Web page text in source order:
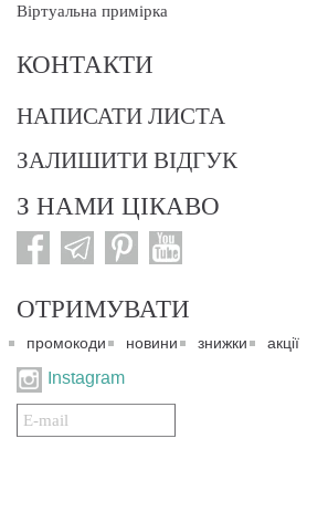
Віртуальна примірка
КОНТАКТИ
НАПИСАТИ ЛИСТА
ЗАЛИШИТИ ВІДГУК
З НАМИ ЦІКАВО
ОТРИМУВАТИ
промокоди новини знижки акції
Instagram
Подписаться
на